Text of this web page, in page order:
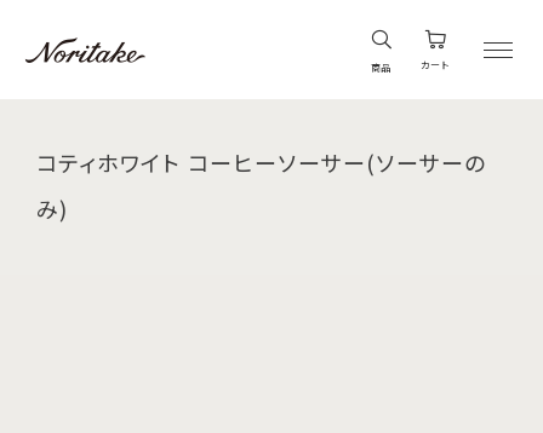
商品 カート
コティホワイト コーヒーソーサー(ソーサーの
み)